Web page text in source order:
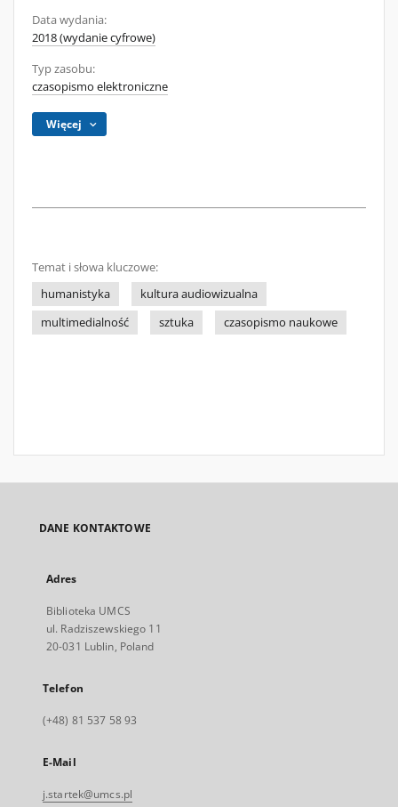
Data wydania:
2018 (wydanie cyfrowe)
Typ zasobu:
czasopismo elektroniczne
Więcej
Temat i słowa kluczowe:
humanistyka
kultura audiowizualna
multimedialność
sztuka czasopismo naukowe
DANE KONTAKTOWE
Adres
Biblioteka UMCS
ul. Radziszewskiego 11
20-031 Lublin, Poland
Telefon
(+48) 81 537 58 93
E-Mail
j.startek@umcs.pl